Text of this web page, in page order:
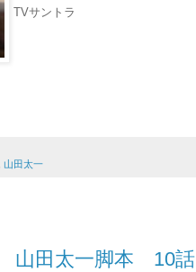
TVサントラ
山田太一
山田太一脚本 10話